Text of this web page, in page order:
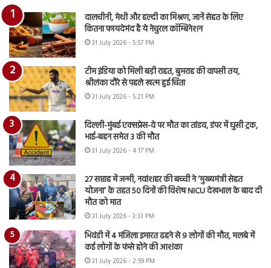
दालचीनी, मेथी और हल्दी का मिश्रण, जानें सेहत के लिए
कितना फायदेमंद है ये नेचुरल कॉम्बिनेशन
31 July 2026 - 5:57 PM
टीम इंडिया को मिली बड़ी राहत, बुमराह की वापसी तय,
श्रीलंका दौरे से पहले खत्म हुई चिंता
31 July 2026 - 5:21 PM
दिल्ली-मुंबई एक्सप्रेस-वे पर मौत का तांडव, डंपर में घुसी ट्रक,
भाई-बहन समेत 3 की मौत
31 July 2026 - 4:17 PM
27 सप्ताह में जन्मी, नवांशहर की बच्ची ने ‘मुख्यमंत्री सेहत
योजना’ के तहत 50 दिनों की विशेष NICU देखभाल के बाद दी
मौत को मात
31 July 2026 - 3:33 PM
भिवंडी में 4 मंजिला इमारत ढहने से 9 लोगों की मौत, मलबे में
कई लोगों के फंसे होने की आशंका
31 July 2026 - 2:59 PM